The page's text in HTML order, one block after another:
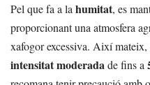
Pel que fa a la humitat, es
proporcionant una atmosfera
xafogor excessiva. Així mateix,
intensitat moderadade fins a